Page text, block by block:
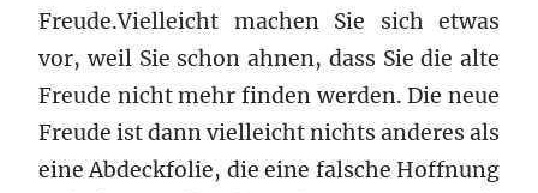
Freude.Vielleicht machen Sie sich etwas
vor, weil Sie schon ahnen, dass Sie die alte
Freude nicht mehr finden werden. Die neue
Freude ist dann vielleicht nichts anderes als
eine Abdeckfolie, die eine falsche Hoffnung